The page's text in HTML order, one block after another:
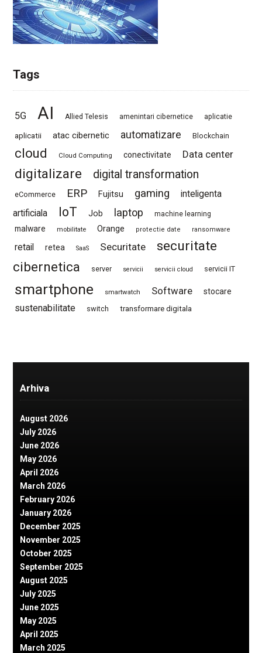
Tags
5G AI Allied Telesis amenintari cibernetice aplicatie
aplicatii atac cibernetic automatizare Blockchain
cloud Cloud Computing conectivitate Data center
digitalizare digital transformation
eCommerce ERP Fujitsu gaming
inteligenta
artificiala
IoT Job laptop machine learning
malware mobilitate Orange protectie date ransomware
retail retea SaaS Securitate
securitate
cibernetica
server servicii servicii cloud servicii IT
smartphone smartwatch Software stocare
sustenabilitate switch transformare digitala
Arhiva
August 2026
July 2026
June 2026
May 2026
April 2026
March 2026
February 2026
January 2026
December 2025
November 2025
October 2025
September 2025
August 2025
July 2025
June 2025
May 2025
April 2025
March 2025